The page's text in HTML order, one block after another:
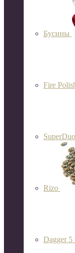
Бусины
Fire
SuperDuo
Rizo
Dagger